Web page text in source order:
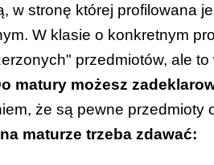
w stronę której profilowana
W klasie o konkretnym
przedmiotów, ale
matury możesz
że są pewne przedmioty
maturze trzeba zdawać: